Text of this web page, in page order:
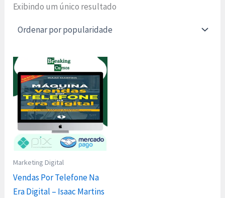
Exibindo um único resultado
Marketing Digital
Vendas Por Telefone Na
Era Digital – Isaac Martins